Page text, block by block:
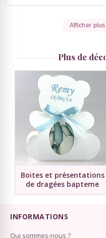
Afficher
Plus de
Boites et présentations
de dragées bapteme
INFORMATIONS
Qui sommes-nous ?